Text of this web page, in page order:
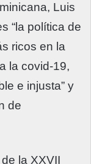
Luis
“la política de
ricos en la
la covid-19,
e injusta” y
de
la XXVII